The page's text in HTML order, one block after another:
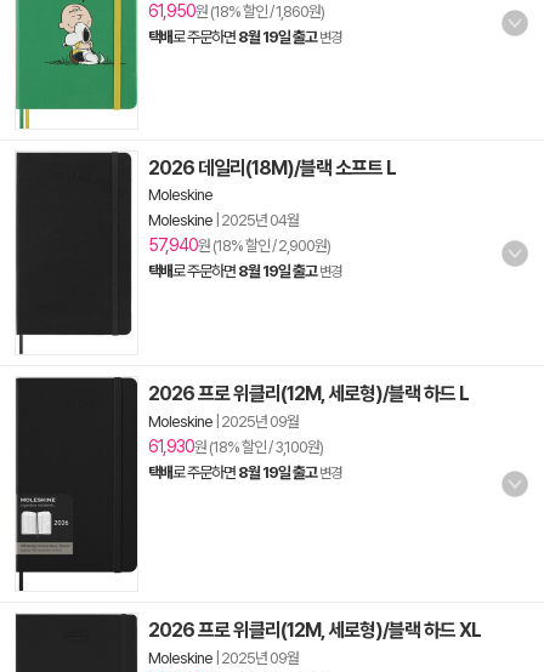
61,950원 (18% 할인 / 1,860원)
택배로 주문하면 8월 19일 출고 변경
2026 데일리(18M)/블랙 소프트 L
Moleskine
Moleskine 2025년 04월
57,940원 (18% 할인 / 2,900원)
택배로 주문하면 8월 19일 출고 변경
2026 프로 위클리(12M, 세로형)/블랙 하드 L
Moleskine 2025년 09월
61,930원 (18% 할인 / 3,100원)
택배로 주문하면 8월 19일 출고 변경
2026 프로 위클리(12M, 세로형)/블랙 하드 XL
Moleskine 2025년 09월